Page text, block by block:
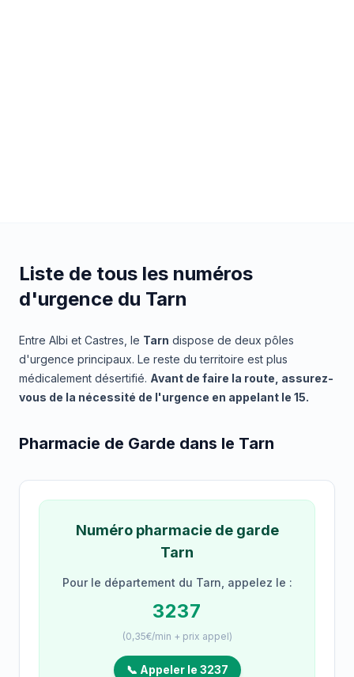
Liste de tous les numéros
d'urgence du Tarn
Entre Albi et Castres, le Tarn dispose de deux pôles
d'urgence principaux. Le reste du territoire est plus
médicalement désertifié. Avant de faire la route, assurez-
vous de la nécessité de l'urgence en appelant le 15.
Pharmacie de Garde dans le Tarn
Numéro pharmacie de garde
Tarn
Pour le département du Tarn, appelez le :
3237
(0,35€/min + prix appel)
📞 Appeler le 3237